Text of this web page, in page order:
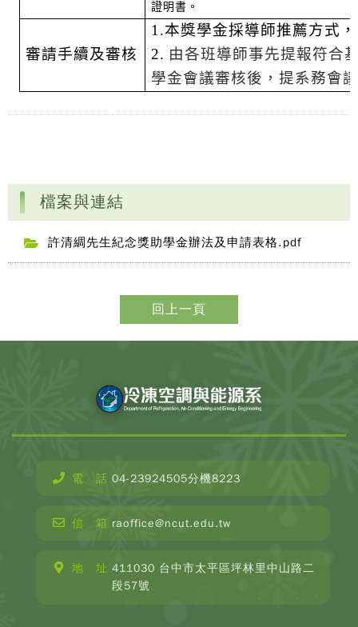
證明書。
審請手續及審核
1.本獎學金採導師推薦方式
2. 由各班導師事先提報符合
學金會議審核後，提系務會
檔案與連結
許清綢先生紀念獎助學金辦法及申請表格.pdf
回上一頁
電 話 04-23924505分機8223
信 箱 raoffice@ncut.edu.tw
地 址 411030 台中市太平區坪林里中山路二
段57號